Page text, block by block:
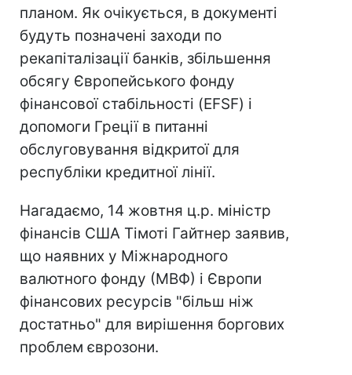
планом. Як очікується, в документі
будуть позначені заходи по
рекапіталізації банків, збільшення
обсягу Європейського фонду
фінансової стабільності (EFSF) і
допомоги Греції в питанні
обслуговування відкритої для
республіки кредитної лінії.
Нагадаємо, 14 жовтня ц.р. міністр
фінансів США Тімоті Гайтнер заявив,
що наявних у Міжнародного
валютного фонду (МВФ) і Європи
фінансових ресурсів "більш ніж
достатньо" для вирішення боргових
проблем єврозони.